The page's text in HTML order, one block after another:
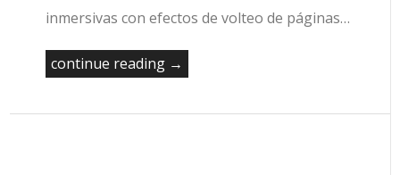
inmersivas con efectos de volteo de páginas…
continue reading →